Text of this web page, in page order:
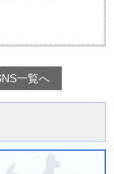
一覧へ